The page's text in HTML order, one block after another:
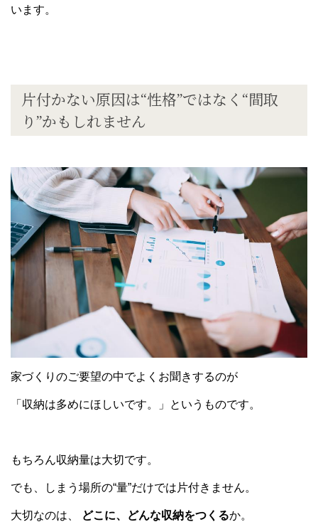
います。
片付かない原因は“性格”ではなく “間取
り”かもしれません
家づくりのご要望の中でよくお聞きするのが
「収納は多めにほしいです。」というものです。
もちろん収納量は大切です。
でも、しまう場所の“量”だけでは片付きません。
大切なのは、 どこに、どんな収納をつくるか。